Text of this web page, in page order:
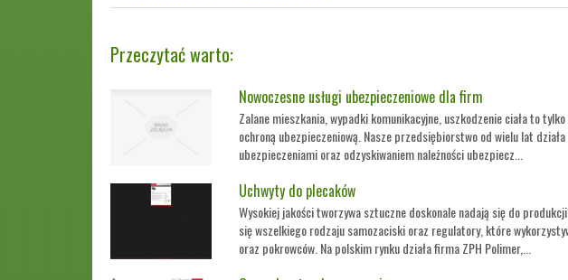
Przeczytać warto:
Nowoczesne usługi ubezpieczeniowe dla firm
Zalane mieszkania, wypadki komunikacyjne, uszkodzenie ciała to
ochroną ubezpieczeniową. Nasze przedsiębiorstwo od wielu lat
ubezpieczeniami oraz odzyskiwaniem należności ubezpiecz...
Uchwyty do plecaków
Wysokiej jakości tworzywa sztuczne doskonale nadają się do
się wszelkiego rodzaju samozaciski oraz regulatory, które
oraz pokrowców. Na polskim rynku działa firma ZPH Polimer,...